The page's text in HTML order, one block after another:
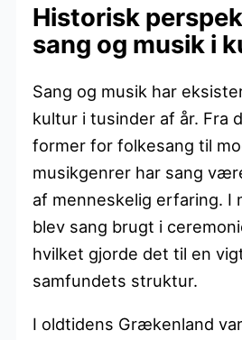
Historisk
sang og musik i
Sang og musik har
kultur i tusinder af år. Fra
former for folkesang til
musikgenrer har sang
af menneskelig erfaring. I
blev sang brugt i
hvilket gjorde det til en
samfundets struktur.
I oldtidens Grækenland